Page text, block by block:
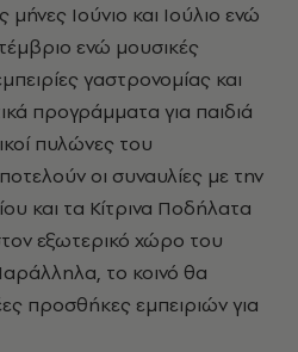
Ιούνιο και Ιούλιο ενώ
ενώ μουσικές
γαστρονομίας και
προγράμματα για παιδιά
πυλώνες του
οι συναυλίες με την
και τα Κίτρινα Ποδήλατα
εξωτερικό χώρο του
το κοινό θα
προσθήκες εμπειριών για